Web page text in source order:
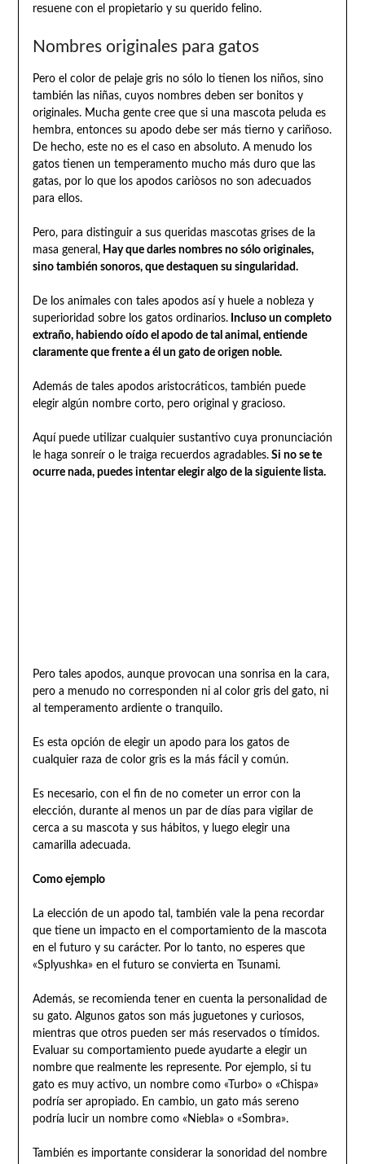
resuene con el propietario y su querido felino.
Nombres originales para gatos
Pero el color de pelaje gris no sólo lo tienen los niños, sino
también las niñas, cuyos nombres deben ser bonitos y
originales. Mucha gente cree que si una mascota peluda es
hembra, entonces su apodo debe ser más tierno y cariñoso.
De hecho, este no es el caso en absoluto. A menudo los
gatos tienen un temperamento mucho más duro que las
gatas, por lo que los apodos cariòsos no son adecuados
para ellos.
Pero, para distinguir a sus queridas mascotas grises de la
masa general,Hay que darles nombres no sólo originales,
sino también sonoros, que destaquen su singularidad.
De los animales con tales apodos así y huele a nobleza y
superioridad sobre los gatos ordinarios.Incluso un completo
extraño, habiendo oído el apodo de tal animal, entiende
claramente que frente a él un gato de origen noble.
Además de tales apodos aristocráticos, también puede
elegir algún nombre corto, pero original y gracioso.
Aquí puede utilizar cualquier sustantivo cuya pronunciación
le haga sonreír o le traiga recuerdos agradables.Si no se te
ocurre nada, puedes intentar elegir algo de la siguiente lista.
Pero tales apodos, aunque provocan una sonrisa en la cara,
pero a menudo no corresponden ni al color gris del gato, ni
al temperamento ardiente o tranquilo.
Es esta opción de elegir un apodo para los gatos de
cualquier raza de color gris es la más fácil y común.
Es necesario, con el fin de no cometer un error con la
elección, durante al menos un par de días para vigilar de
cerca a su mascota y sus hábitos, y luego elegir una
camarilla adecuada.
Como ejemplo
La elección de un apodo tal, también vale la pena recordar
que tiene un impacto en el comportamiento de la mascota
en el futuro y su carácter. Por lo tanto, no esperes que
«Splyushka» en el futuro se convierta en Tsunami.
Además, se recomienda tener en cuenta la personalidad de
su gato. Algunos gatos son más juguetones y curiosos,
mientras que otros pueden ser más reservados o tímidos.
Evaluar su comportamiento puede ayudarte a elegir un
nombre que realmente les represente. Por ejemplo, si tu
gato es muy activo, un nombre como «Turbo» o «Chispa»
podría ser apropiado. En cambio, un gato más sereno
podría lucir un nombre como «Niebla» o «Sombra».
También es importante considerar la sonoridad del nombre